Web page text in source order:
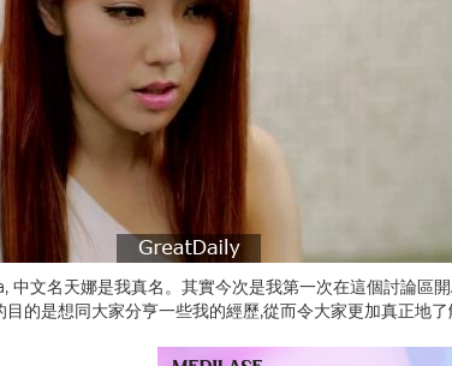
中文名天娜是我真名。其實今次是我第一次在這個討論區
目的是想同大家分亨一些我的經歷,從而令大家更加真正地